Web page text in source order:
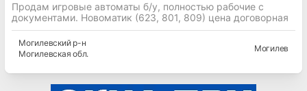
Продам игровые автоматы б/у, полностью рабочие с
документами. Новоматик (623, 801, 809) цена договорная
Могилевскийр-н
Могилевская обл.
Могилев